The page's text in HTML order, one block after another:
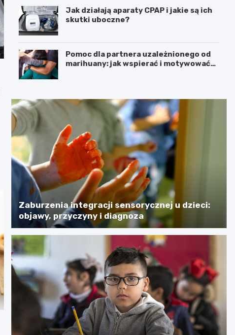
Jak działają aparaty CPAP i jakie są ich
skutki uboczne?
Pomoc dla partnera uzależnionego od
marihuany: jak wspierać i motywować
Zaburzenia integracji sensorycznej u dzieci:
objawy, przyczyny i diagnoza